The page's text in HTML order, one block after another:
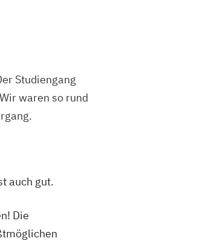
Studiengang
waren so rund
auch gut.
Die